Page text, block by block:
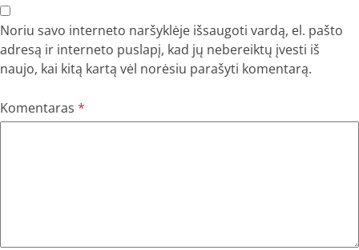
Noriu savo interneto naršyklėje išsaugoti vardą, el. pašto
adresą ir interneto puslapį, kad jų nebereiktų įvesti iš
naujo, kai kitą kartą vėl norėsiu parašyti komentarą.
Komentaras *